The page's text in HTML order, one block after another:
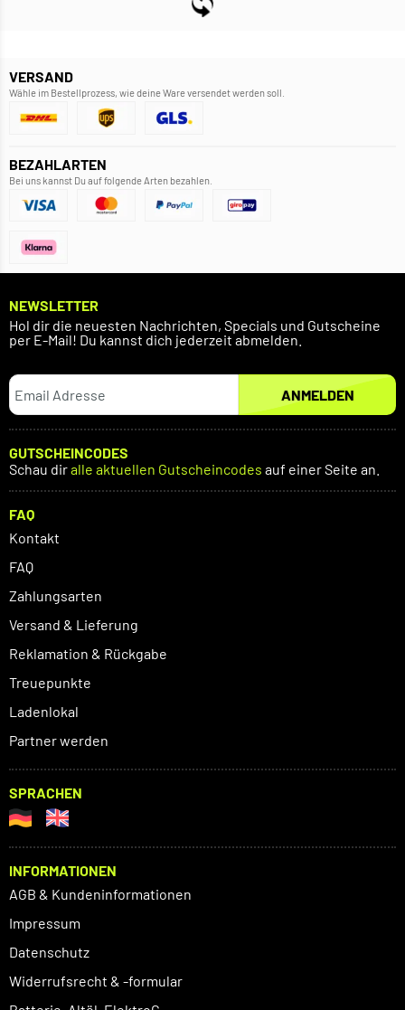
VERSAND
Wähle im Bestellprozess, wie deine Ware versendet werden soll.
BEZAHLARTEN
Bei uns kannst Du auf folgende Arten bezahlen.
NEWSLETTER
Hol dir die neuesten Nachrichten, Specials und Gutscheine
per E-Mail! Du kannst dich jederzeit abmelden.
ANMELDEN
GUTSCHEINCODES
Schau diralle aktuellen Gutscheincodes auf einer Seite an.
FAQ
Kontakt
FAQ
Zahlungsarten
Versand & Lieferung
Reklamation & Rückgabe
Treuepunkte
Ladenlokal
Partner werden
SPRACHEN
INFORMATIONEN
AGB & Kundeninformationen
Impressum
Datenschutz
Widerrufsrecht & -formular